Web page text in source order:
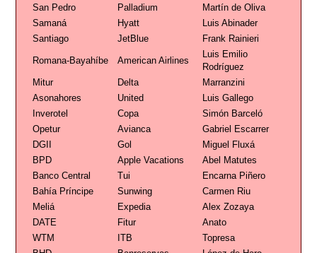
San Pedro
Palladium
Martín de Oliva
Samaná
Hyatt
Luis Abinader
Santiago
JetBlue Frank Rainieri
Romana-Bayahíbe American Airlines
Luis Emilio
Rodríguez
Mitur
Delta
Marranzini
Asonahores
United
Luis Gallego
Inverotel
Copa
Simón Barceló
Opetur
Avianca
Gabriel Escarrer
DGII
Gol
Miguel Fluxá
BPD
Apple Vacations
Abel Matutes
Banco Central
Tui
Encarna Piñero
Bahía Príncipe
Sunwing
Carmen Riu
Meliá
Expedia
Alex Zozaya
DATE
Fitur
Anato
WTM
ITB
Topresa